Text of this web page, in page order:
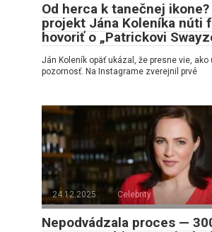
Od herca k tanečnej ikone?
projekt Jána Koleníka núti
hovoriť o „Patrickovi
Ján Koleník opäť ukázal, že presne vie, ako
pozornosť. Na Instagrame zverejnil prvé
24.12.2025 Celebrity
Nepodvádzala proces —